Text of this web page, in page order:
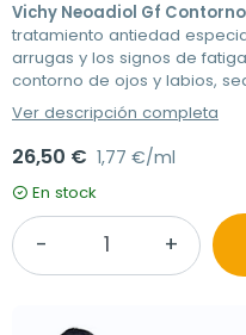
Vichy Neoadiol Gf
tratamiento antiedad
arrugas y los signos de
contorno de ojos y labios,
Ver descripción completa
26,50 € 1,77 €/ml
En stock